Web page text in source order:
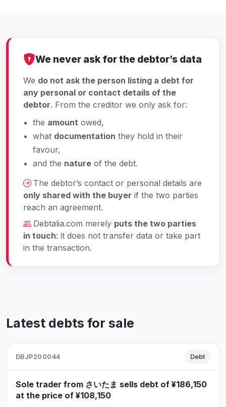
We never ask for the debtor’s data
We do not ask the person listing a debt for
any personal or contact details of the
debtor. From the creditor we only ask for:
the amount owed,
what documentation they hold in their
favour,
and the natureof the debt.
The debtor’s contact or personal details are
only shared with the buyer if the two parties
reach an agreement.
Debtalia.com merely puts the two parties
in touch: it does not transfer data or take part
in the transaction.
Latest debts for sale
DBJP200044 Debt
Sole trader from さいたま sells debt of ¥186,150
at the price of ¥108,150